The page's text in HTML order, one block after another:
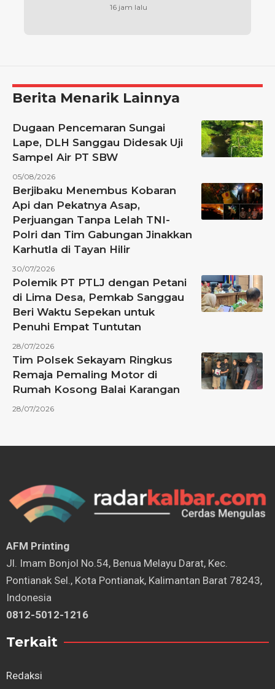
16 jam lalu
Berita Menarik Lainnya
Dugaan Pencemaran Sungai
Lape, DLH Sanggau Didesak Uji
Sampel Air PT SBW
05/08/2026
Berjibaku Menembus Kobaran
Api dan Pekatnya Asap,
Perjuangan Tanpa Lelah TNI-
Polri dan Tim Gabungan Jinakkan
Karhutla di Tayan Hilir
30/07/2026
Polemik PT PTLJ dengan Petani
di Lima Desa, Pemkab Sanggau
Beri Waktu Sepekan untuk
Penuhi Empat Tuntutan
28/07/2026
Tim Polsek Sekayam Ringkus
Remaja Pemaling Motor di
Rumah Kosong Balai Karangan
28/07/2026
AFM Printing
⁠Jl. Imam Bonjol No.54, Benua Melayu Darat, Kec.
Pontianak Sel., Kota Pontianak, Kalimantan Barat 78243,
Indonesia
0812-5012-1216
Terkait
Redaksi